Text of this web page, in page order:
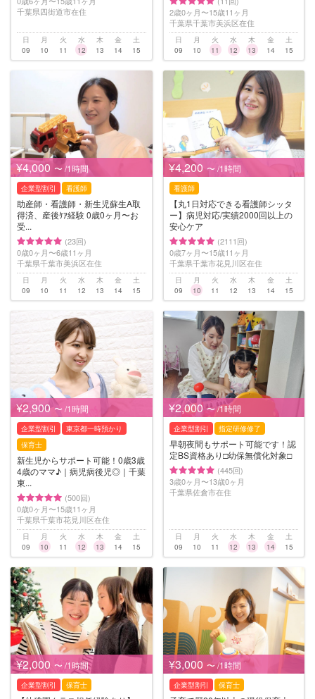
千葉県四街道市在住
日
09
月
10
火
11
水
12
木
13
金
14
土
15
2歳0ヶ月〜15歳11ヶ月
千葉県千葉市美浜区在住
日
09
月
10
火
11
水
12
木
13
金
14
土
15
¥4,000 〜 /1時間
企業型割引 看護師
助産師・看護師・新生児蘇生A取
得済、産後ｹｱ経験 0歳0ヶ月〜お
受...
(23回)
0歳0ヶ月〜6歳11ヶ月
千葉県千葉市美浜区在住
日
09
月
10
火
11
水
12
木
13
金
14
土
15
¥4,200 〜 /1時間
看護師
【丸1日対応できる看護師シッタ
ー】病児対応/実績2000回以上の
安心ケア
(2111回)
0歳7ヶ月〜15歳11ヶ月
千葉県千葉市花見川区在住
日
09
月
10
火
11
水
12
木
13
金
14
土
15
¥2,900 〜 /1時間
企業型割引
東京都一時預かり
保育士
新生児からサポート可能！0歳3歳
4歳のママ♪｜病児病後児◎｜千葉
東...
(500回)
0歳0ヶ月〜15歳11ヶ月
千葉県千葉市花見川区在住
日
09
月
10
火
11
水
12
木
13
金
14
土
15
¥2,000 〜 /1時間
企業型割引 指定研修修了
早朝夜間もサポート可能です！認
定BS資格あり□︎幼保無償化対象□︎
(445回)
3歳0ヶ月〜13歳0ヶ月
千葉県佐倉市在住
日
09
月
10
火
11
水
12
木
13
金
14
土
15
¥2,000 〜 /1時間
企業型割引 保育士
¥3,000 〜 /1時間
企業型割引 保育士